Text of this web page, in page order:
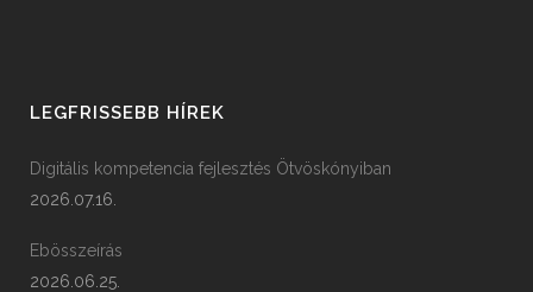
LEGFRISSEBB HÍREK
Digitális kompetencia fejlesztés Ötvöskónyiban
2026.07.16.
Ebösszeírás
2026.06.25.